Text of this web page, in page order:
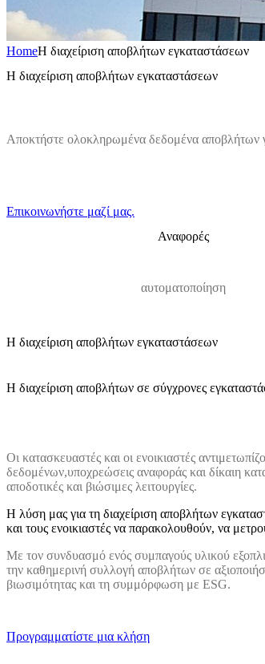
HomeΗ διαχείριση αποβλήτων εγκαταστάσεων
Η διαχείριση αποβλήτων εγκαταστάσεων
Αποκτήστε ολοκληρωμένα δεδομένα αποβλήτων
Επικοινωνήστε μαζί μας.
Αναφορές
αυτοματοποίηση
Η διαχείριση αποβλήτων εγκαταστάσεων
Η διαχείριση αποβλήτων σε σύγχρονες
Οι κατασκευαστές και οι ενοικιαστές
δεδομένων,υποχρεώσεις αναφοράς και δίκαιη
αποδοτικές και βιώσιμες λειτουργίες.
Η λύση μας για τη διαχείριση αποβλήτων
και τους ενοικιαστές να παρακολουθούν, να
Με τον συνδυασμό ενός συμπαγούς υλικού
την καθημερινή συλλογή αποβλήτων σε
βιωσιμότητας και τη συμμόρφωση με ESG.
Προγραμματίστε μια κλήση